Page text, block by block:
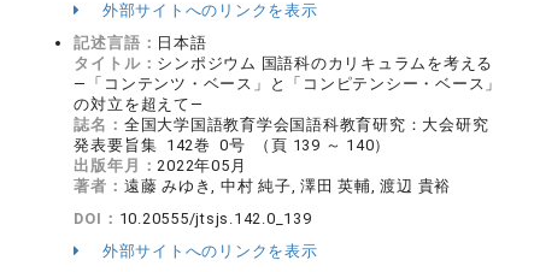
外部サイトへのリンクを表示
記述言語： 日本語
タイトル： シンポジウム 国語科のカリキュラムを考える
―「コンテンツ・ベース」と「コンピテンシー・ベース」
の対立を超えて―
誌名： 全国大学国語教育学会国語科教育研究：大会研究
発表要旨集 142巻 0号 （頁 139 ～ 140）
出版年月：2022年05月
著者： 遠藤 みゆき, 中村 純子, 澤田 英輔, 渡辺 貴裕
DOI： 10.20555/jtsjs.142.0_139
外部サイトへのリンクを表示